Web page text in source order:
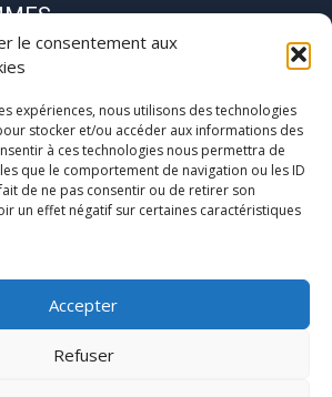
le consentement aux
expériences, nous utilisons des technologies
stocker et/ou accéder aux informations des
à ces technologies nous permettra de
que le comportement de navigation ou les ID
de ne pas consentir ou de retirer son
un effet négatif sur certaines caractéristiques
Accepter
Refuser
CycloPause
concernées par la